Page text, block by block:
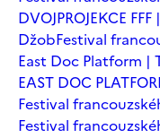
DVOJPROJEKCE
DžobFestival
East Doc Platform |
EAST DOC
Festival
Festival